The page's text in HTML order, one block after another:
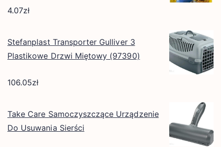
4.07zł
Stefanplast Transporter Gulliver 3
Plastikowe Drzwi Miętowy (97390)
106.05zł
Take Care Samoczyszczące Urządzenie
Do Usuwania Sierści